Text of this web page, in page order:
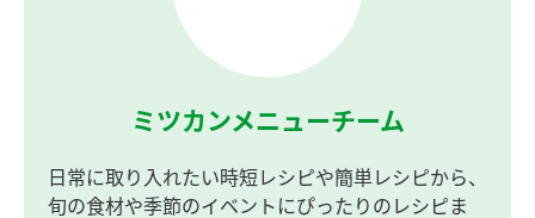
ミツカンメニューチーム
日常に取り入れたい時短レシピや簡単レシピから、
旬の食材や季節のイベントにぴったりのレシピま